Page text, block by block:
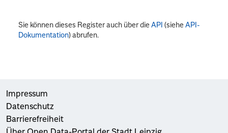
Sie können dieses Register auch über dieAPI (sieheAPI-
Dokumentation) abrufen.
Impressum
Datenschutz
Barrierefreiheit